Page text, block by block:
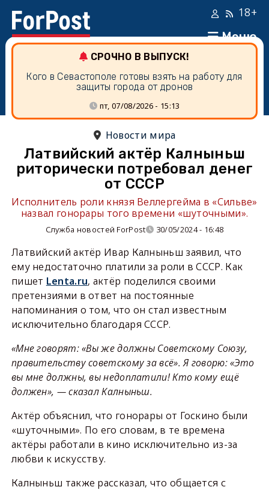
Меню
18+
СРОЧНО В ВЫПУСК!
Кого в Севастополе готовы взять на работу для
защиты города от дронов
пт, 07/08/2026 - 15:13
Новости мира
Латвийский актёр Калныньш
риторически потребовал денег
от СССР
Исполнитель роли князя Веллергейма в «Сильве»
назвал гонорары того времени «шуточными».
Служба новостей ForPost 30/05/2024 - 16:48
Латвийский актёр Ивар Калныньш заявил, что
ему недостаточно платили за роли в СССР. Как
пишет Lenta.ru, актёр поделился своими
претензиями в ответ на постоянные
напоминания о том, что он стал известным
исключительно благодаря СССР.
«Мне говорят: «Вы же должны Советскому Союзу,
правительству советскому за всё». Я говорю: «Это
вы мне должны, вы недоплатили! Кто кому ещё
должен», — сказал Калныньш.
Актёр объяснил, что гонорары от Госкино были
«шуточными». По его словам, в те времена
актёры работали в кино исключительно из-за
любви к искусству.
Калныньш также рассказал, что общается с